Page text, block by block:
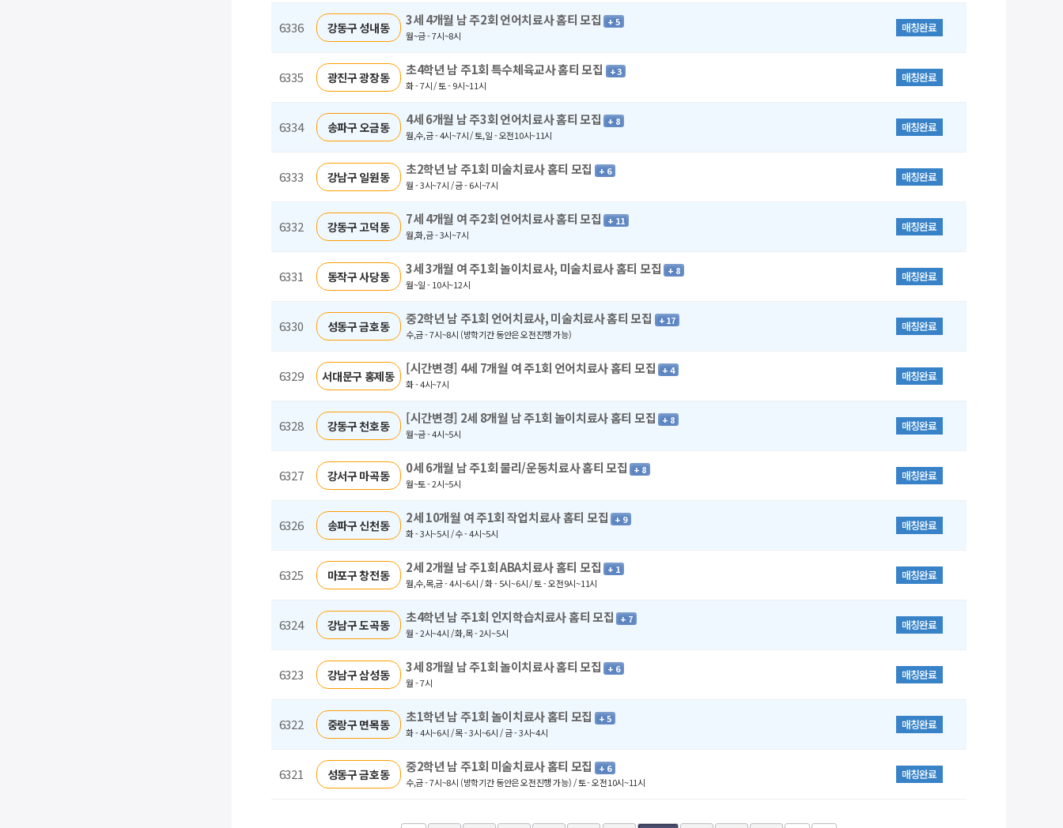
6336 강동구 성내동 3세 4개월 남 주2회 언어치료사 홈티 모집 + 5
월~금 - 7시~8시
매칭완료
6335 광진구 광장동 초4학년 남 주1회 특수체육교사 홈티 모집
+ 3
화 - 7시 / 토 - 9시~11시
매칭완료
6334 송파구 오금동 4세 6개월 남 주3회 언어치료사 홈티 모집 + 8
월,수,금 - 4시~7시 / 토,일 - 오전10시~11시
매칭완료
6333 강남구 일원동 초2학년 남 주1회 미술치료사 홈티 모집
+ 6
월 - 3시~7시 / 금 - 6시~7시
매칭완료
6332 강동구 고덕동 7세 4개월 여 주2회 언어치료사 홈티 모집 + 11
월,화,금 - 3시~7시
매칭완료
6331 동작구 사당동 3세 3개월 여 주1회 놀이치료사, 미술치료사 홈티 모집
+ 8
월~일 - 10시~12시
매칭완료
6330 성동구 금호동 중2학년 남 주1회 언어치료사, 미술치료사 홈티 모집
+ 17
수,금 - 7시~8시 (방학기간 동안은 오전진행 가능)
매칭완료
6329 서대문구 홍제동 [시간변경] 4세 7개월 여 주1회 언어치료사 홈티 모집
+ 4
화 - 4시~7시
매칭완료
6328 강동구 천호동 [시간변경] 2세 8개월 남 주1회 놀이치료사 홈티 모집
+ 8
월~금 - 4시~5시
매칭완료
6327 강서구 마곡동 0세 6개월 남 주1회 물리/운동치료사 홈티 모집 + 8
월~토 - 2시~5시
매칭완료
6326 송파구 신천동 2세 10개월 여 주1회 작업치료사 홈티 모집
+ 9
화 - 3시~5시 / 수 - 4시~5시
매칭완료
6325 마포구 창전동 2세 2개월 남 주1회 ABA치료사 홈티 모집
+ 1
월,수,목,금 - 4시~6시 / 화 - 5시~6시 / 토 - 오전9시~11시
매칭완료
6324 강남구 도곡동 초4학년 남 주1회 인지학습치료사 홈티 모집 + 7
월 - 2시~4시 / 화,목 - 2시~5시
매칭완료
6323 강남구 삼성동 3세 8개월 남 주1회 놀이치료사 홈티 모집 + 6
월 - 7시
매칭완료
6322 중랑구 면목동 초1학년 남 주1회 놀이치료사 홈티 모집
+ 5
화 - 4시~6시 / 목 - 3시~6시 / 금 - 3시~4시
매칭완료
6321 성동구 금호동 중2학년 남 주1회 미술치료사 홈티 모집
+ 6
수,금 - 7시~8시 (방학기간 동안은 오전진행 가능) / 토 - 오전10시~11시
매칭완료